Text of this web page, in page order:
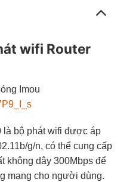
wifi Router
Imou
là bộ phát wifi được áp
g/n, có thể cung cấp
không dây 300Mbps để
mạng cho người dùng.